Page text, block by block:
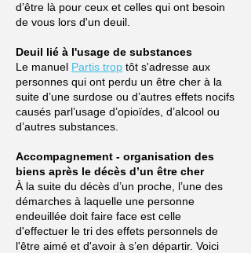
d’être là pour ceux et celles qui ont besoin
de vous lors d'un deuil.
Deuil lié à l'usage de substances
Le manuel Partis trop tôt s'adresse aux
personnes qui ont perdu un être cher à la
suite d’une surdose ou d’autres effets nocifs
causés parl’usage d’opioïdes, d’alcool ou
d’autres substances.
Accompagnement - organisation des
biens après le décès d’un être cher
À la suite du décès d’un proche, l’une des
démarches à laquelle une personne
endeuillée doit faire face est celle
d'effectuer le tri des effets personnels de
l'être aimé et d'avoir à s’en départir. Voici